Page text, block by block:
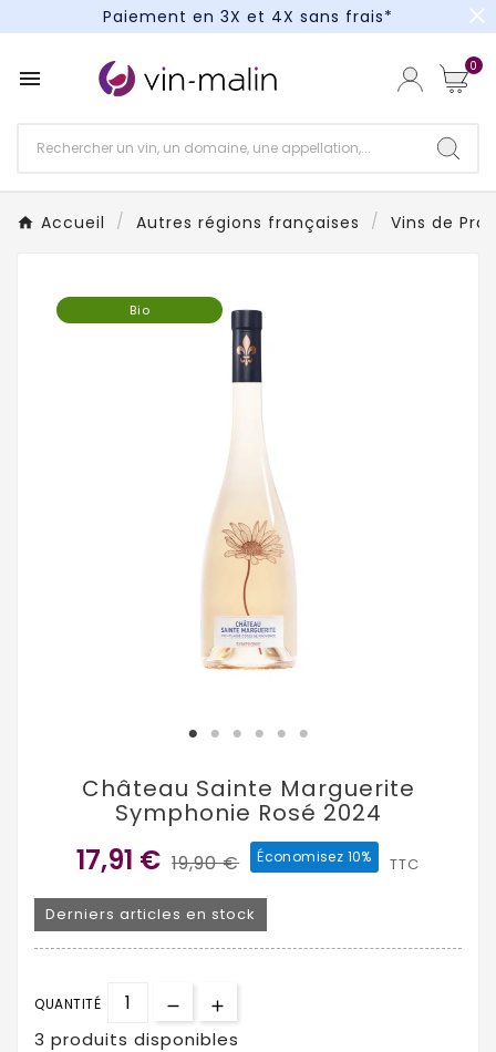
Paiement en 3X et 4X sans frais*
Paiement en 3X et 4X sans frais*
close
 0
Accueil Autres régions françaises Vins de
Bio
Château Sainte Marguerite
Symphonie Rosé 2024
17,91 € 19,90 € Économisez 10% TTC
Derniers articles en stock
QUANTITÉ
3 produits disponibles